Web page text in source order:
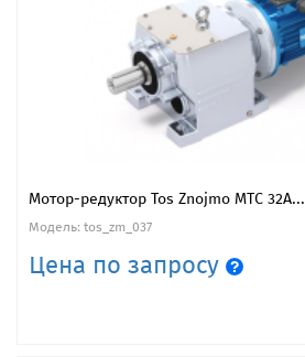
Мотор-редуктор Tos Znojmo MTC 32A...
Модель: tos_zm_037
Цена по запросу